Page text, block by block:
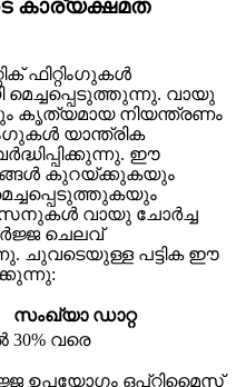
കാര്യക്ഷമത
ഫിറ്റിംഗുകൾ
വായു
കൃത്യമായ നിയന്ത്രണം
യാന്ത്രിക
ഈ
കുറയ്ക്കുകയും
വായു ചോർച്ച
ർജ്ജ ചെലവ്
ചുവടെയുള്ള പട്ടിക ഈ
സംഖ്യാ ഡാറ്റ
30% വരെ
ഉപയോഗം ഒപ്റ്റിമൈസ്